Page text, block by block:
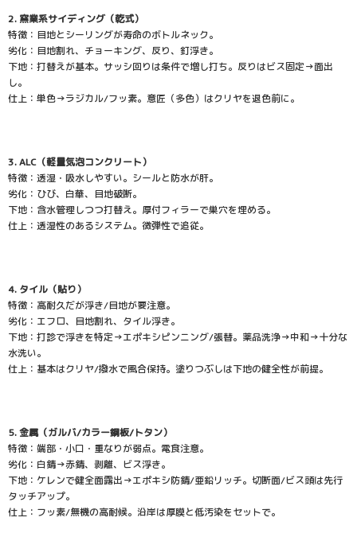
2. 窯業系サイディング（乾式）
特徴：目地とシーリングが寿命のボトルネック。
劣化：目地割れ、チョーキング、反り、釘浮き。
下地：打替えが基本。サッシ回りは条件で増し打ち。反りはビス固定→面出
し。
仕上：単色→ラジカル/フッ素。意匠（多色）はクリヤを退色前に。
3. ALC（軽量気泡コンクリート）
特徴：透湿・吸水しやすい。シールと防水が肝。
劣化：ひび、白華、目地破断。
下地：含水管理しつつ打替え。厚付フィラーで巣穴を埋める。
仕上：透湿性のあるシステム。微弾性で追従。
4. タイル（貼り）
特徴：高耐久だが浮き/目地が要注意。
劣化：エフロ、目地割れ、タイル浮き。
下地：打診で浮きを特定→エポキシピンニング/張替。薬品洗浄→中和→十分な
水洗い。
仕上：基本はクリヤ/撥水で風合保持。塗りつぶしは下地の健全性が前提。
5. 金属（ガルバ/カラー鋼板/トタン）
特徴：端部・小口・重なりが弱点。電食注意。
劣化：白錆→赤錆、剥離、ビス浮き。
下地：ケレンで健全面露出→エポキシ防錆/亜鉛リッチ。切断面/ビス頭は先行
タッチアップ。
仕上：フッ素/無機の高耐候。沿岸は厚膜と低汚染をセットで。